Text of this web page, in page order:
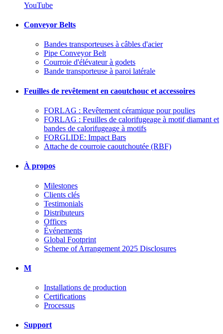
YouTube
Conveyor Belts
Bandes transporteuses à câbles d'acier
Pipe Conveyor Belt
Courroie d'élévateur à godets
Bande transporteuse à paroi latérale
Feuilles de revêtement en caoutchouc et accessoires
FORLAG : Revêtement céramique pour poulies
FORLAG : Feuilles de calorifugeage à motif diamant et
bandes de calorifugeage à motifs
FORGLIDE: Impact Bars
Attache de courroie caoutchoutée (RBF)
À propos
Milestones
Clients clés
Testimonials
Distributeurs
Offices
Événements
Global Footprint
Scheme of Arrangement 2025 Disclosures
M
Installations de production
Certifications
Processus
Support